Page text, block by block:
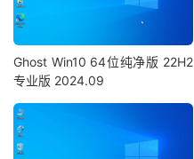
Ghost Win10 64位纯净版 22H2
专业版 2024.09